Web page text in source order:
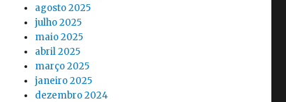
agosto 2025
julho 2025
maio 2025
abril 2025
março 2025
janeiro 2025
dezembro 2024